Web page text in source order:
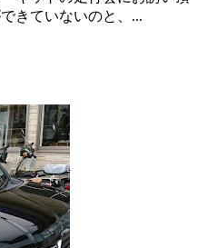
きていないのと、...